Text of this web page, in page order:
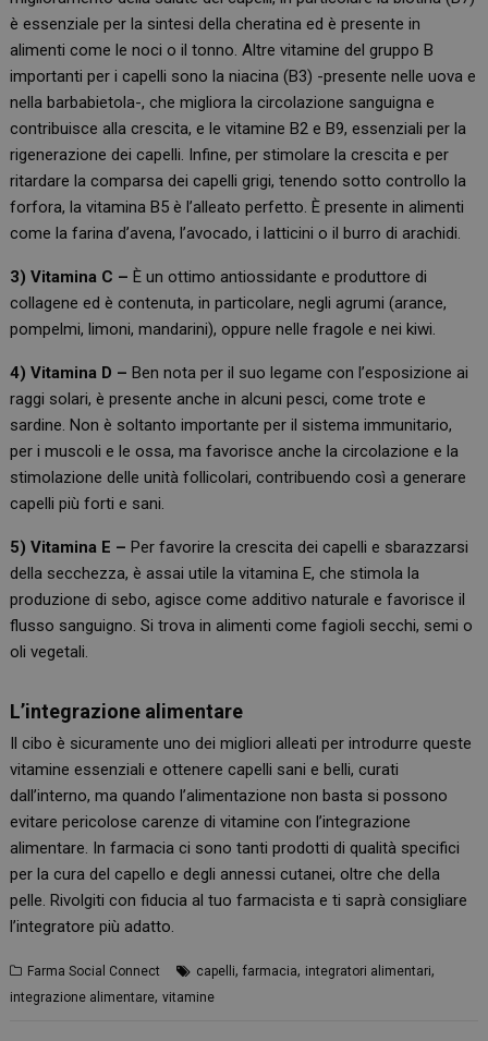
è essenziale per la sintesi della cheratina ed è presente in
alimenti come le noci o il tonno. Altre vitamine del gruppo B
importanti per i capelli sono la niacina (B3) -presente nelle uova e
nella barbabietola-, che migliora la circolazione sanguigna e
contribuisce alla crescita, e le vitamine B2 e B9, essenziali per la
rigenerazione dei capelli. Infine, per stimolare la crescita e per
ritardare la comparsa dei capelli grigi, tenendo sotto controllo la
forfora, la vitamina B5 è l’alleato perfetto. È presente in alimenti
come la farina d’avena, l’avocado, i latticini o il burro di arachidi.
3) Vitamina C – È un ottimo antiossidante e produttore di
collagene ed è contenuta, in particolare, negli agrumi (arance,
pompelmi, limoni, mandarini), oppure nelle fragole e nei kiwi.
4) Vitamina D – Ben nota per il suo legame con l’esposizione ai
raggi solari, è presente anche in alcuni pesci, come trote e
sardine. Non è soltanto importante per il sistema immunitario,
per i muscoli e le ossa, ma favorisce anche la circolazione e la
stimolazione delle unità follicolari, contribuendo così a generare
capelli più forti e sani.
5) Vitamina E – Per favorire la crescita dei capelli e sbarazzarsi
della secchezza, è assai utile la vitamina E, che stimola la
produzione di sebo, agisce come additivo naturale e favorisce il
flusso sanguigno. Si trova in alimenti come fagioli secchi, semi o
oli vegetali.
L’integrazione alimentare
Il cibo è sicuramente uno dei migliori alleati per introdurre queste
vitamine essenziali e ottenere capelli sani e belli, curati
dall’interno, ma quando l’alimentazione non basta si possono
evitare pericolose carenze di vitamine con l’integrazione
alimentare. In farmacia ci sono tanti prodotti di qualità specifici
per la cura del capello e degli annessi cutanei, oltre che della
pelle. Rivolgiti con fiducia al tuo farmacista e ti saprà consigliare
l’integratore più adatto.
Farma Social Connect capelli,farmacia, integratori alimentari,
integrazione alimentare,vitamine